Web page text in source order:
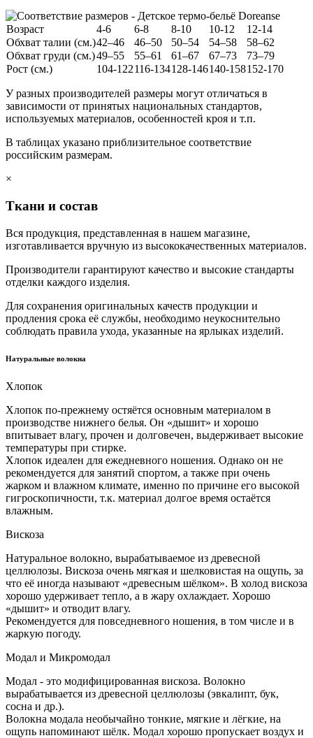
Возраст 4-6 6-8 8-10 10-12
12-14
Обхват талии (см.)42–46 46–50 50–54 54–58
58–62
Обхват груди (см.)49–55 55–61 61–67 67–73
73–79
Рост (см.)
104-122116-134128-146140-158152-170
У разных производителей размеры могут отличаться в
зависимости от принятых национальных стандартов,
используемых материалов, особенностей кроя и т.п.
В таблицах указано приблизительное соответствие
российским размерам.
×
Ткани и состав
Вся продукция, представленная в нашем магазине,
изготавливается вручную из высококачественных материалов.
Производители гарантируют качество и высокие стандарты
отделки каждого изделия.
Для сохранения оригинальных качеств продукции и
продления срока её службы, необходимо неукоснительно
соблюдать правила ухода, указанные на ярлыках изделий.
Натуральные волокна
Хлопок
Хлопок по-прежнему остяётся основным материалом в
производстве нижнего белья. Он «дышит» и хорошо
впитывает влагу, прочен и долговечен, выдерживает высокие
температуры при стирке.
Хлопок идеален для ежедневного ношения. Однако он не
рекомендуется для занятий спортом, а также при очень
жарком и влажном климате, именно по причине его высокой
гигроскопичности, т.к. материал долгое время остаётся
влажным.
Вискоза
Натуральное волокно, вырабатываемое из древесной
целлюлозы. Вискоза очень мягкая и шелковистая на ощупь, за
что её иногда называют «древесным шёлком». В холод вискоза
хорошо удерживает тепло, а в жару охлаждает. Хорошо
«дышит» и отводит влагу.
Рекомендуется для повседневного ношения, в том числе и в
жаркую погоду.
Модал и Микромодал
Модал - это модифицированная вискоза. Волокно
вырабатывается из древесной целлюлозы (эвкалипт, бук,
сосна и др.).
Волокна модала необычайно тонкие, мягкие и лёгкие, на
ощупь напоминают шёлк. Модал хорошо пропускает воздух и